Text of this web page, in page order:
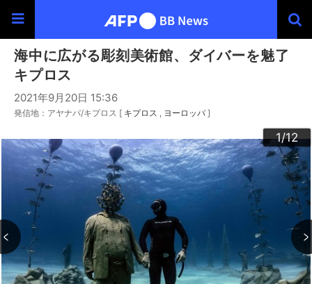
海中に広がる彫刻美術館、ダイバーを魅了
キプロス
2021年9月20日 15:36
発信地：アヤナパ/キプロス [ キプロス ヨーロッパ ]
1/12
2/12
3/12
4/12
5/12
6/12
7/12
8/12
9/12
10/12
11/12
12/12